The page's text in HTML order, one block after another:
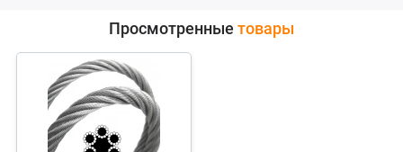
Просмотренные товары